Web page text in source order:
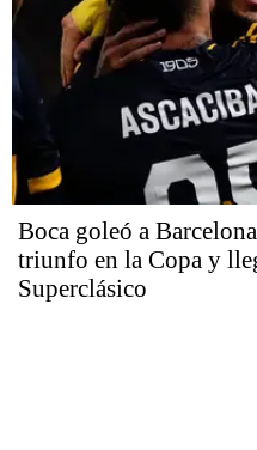
Boca goleó a
triunfo en la Copa y
Superclásico